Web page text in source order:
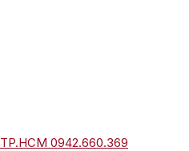
TP.HCM 0942.660.369